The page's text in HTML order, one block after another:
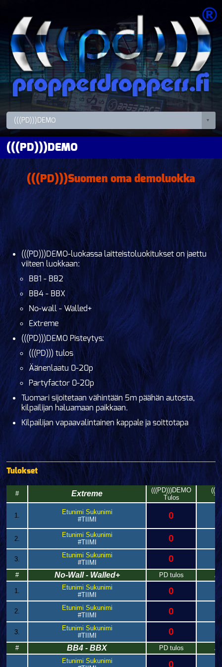
(((PD)))DEMO
(((PD)))Suomen oma demoluokka
(((PD)))DEMO-luokassa laitteistoluokitukset on jaettu
viiteen luokkaan:
BB1 - BB2
BB4 - BBX
No-wall - Walled+
Extreme
(((PD)))DEMO Pisteytys:
(((PD))) tulos
Äänenlaatu 0-20p
Partyfactor 0-20p
Tuomari sijoitetaan vähintään 5m päähän autosta,
kilpailijan haluamaan paikkaan.
Kilpailijan vapaavalintainen kappale ja soittotapa
Tulokset